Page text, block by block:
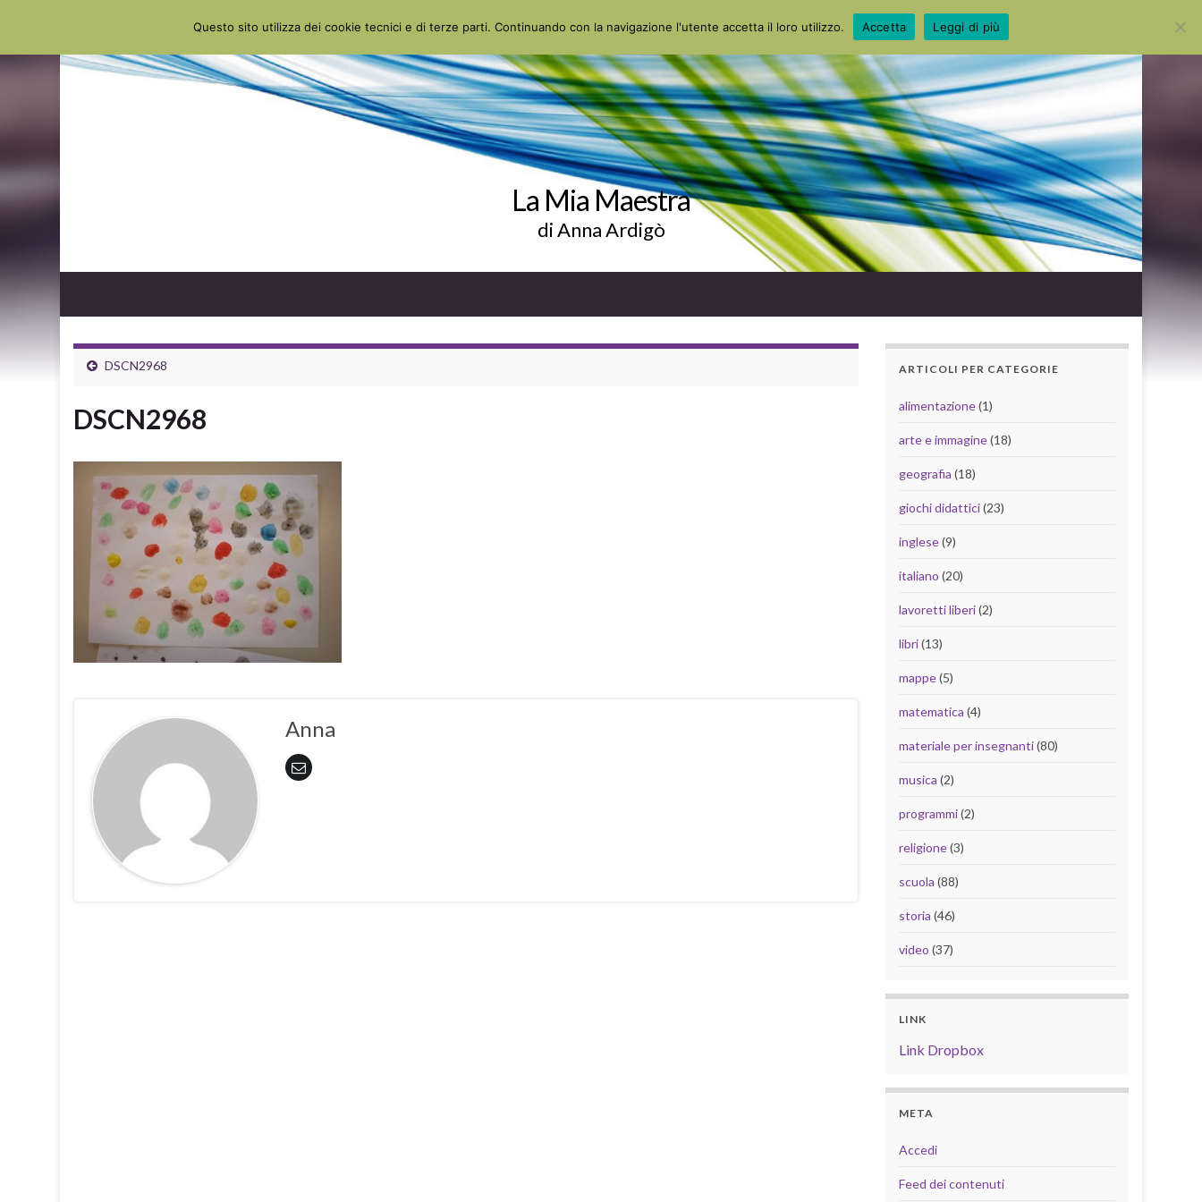
Search for:
La Mia Maestra
di Anna Ardigò
DSCN2968
DSCN2968
Anna
ARTICOLI PER CATEGORIE
alimentazione(1)
arte e immagine(18)
geografia (18)
giochi didattici(23)
inglese(9)
italiano (20)
lavoretti liberi(2)
libri(13)
mappe(5)
matematica (4)
materiale per insegnanti(80)
musica (2)
programmi(2)
religione(3)
scuola (88)
storia (46)
video (37)
LINK
Link Dropbox
META
Accedi
Feed dei contenuti
Questo sito utilizza dei cookie tecnici e di terze parti. Continuando con la navigazione l'utente accetta il loro utilizzo. Accetta Leggi di più